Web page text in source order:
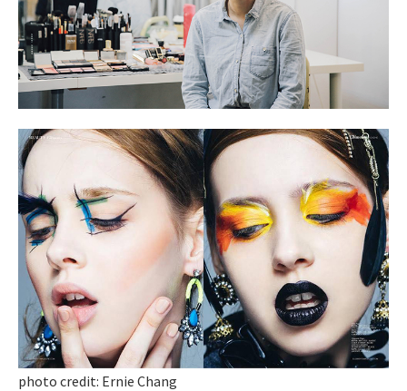
photo credit: Ernie Chang